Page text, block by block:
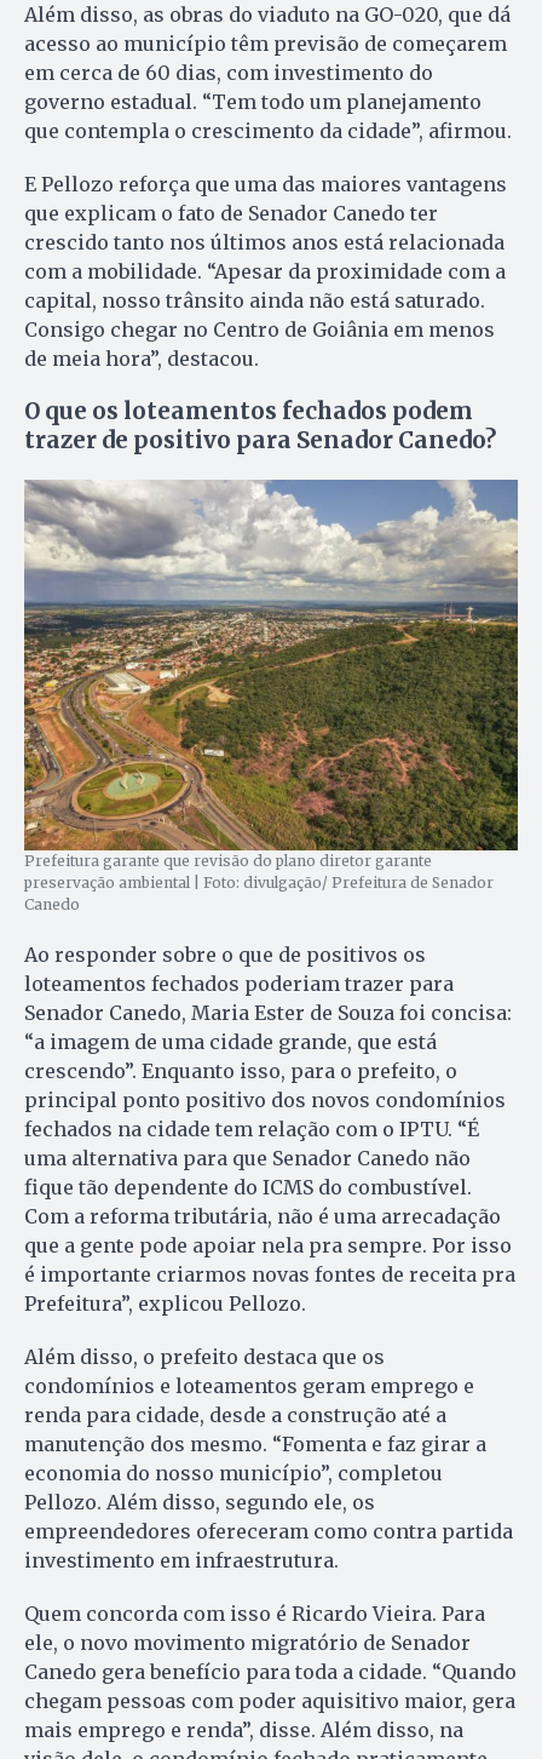
Além disso, as obras do viaduto na GO-020, que dá
acesso ao município têm previsão de começarem
em cerca de 60 dias, com investimento do
governo estadual. “Tem todo um planejamento
que contempla o crescimento da cidade”, afirmou.
E Pellozo reforça que uma das maiores vantagens
que explicam o fato de Senador Canedo ter
crescido tanto nos últimos anos está relacionada
com a mobilidade. “Apesar da proximidade com a
capital, nosso trânsito ainda não está saturado.
Consigo chegar no Centro de Goiânia em menos
de meia hora”, destacou.
O que os loteamentos fechados podem
trazer de positivo para Senador Canedo?
Prefeitura garante que revisão do plano diretor garante
preservação ambiental | Foto: divulgação/ Prefeitura de Senador
Canedo
Ao responder sobre o que de positivos os
loteamentos fechados poderiam trazer para
Senador Canedo, Maria Ester de Souza foi concisa:
“a imagem de uma cidade grande, que está
crescendo”. Enquanto isso, para o prefeito, o
principal ponto positivo dos novos condomínios
fechados na cidade tem relação com o IPTU. “É
uma alternativa para que Senador Canedo não
fique tão dependente do ICMS do combustível.
Com a reforma tributária, não é uma arrecadação
que a gente pode apoiar nela pra sempre. Por isso
é importante criarmos novas fontes de receita pra
Prefeitura”, explicou Pellozo.
Além disso, o prefeito destaca que os
condomínios e loteamentos geram emprego e
renda para cidade, desde a construção até a
manutenção dos mesmo. “Fomenta e faz girar a
economia do nosso município”, completou
Pellozo. Além disso, segundo ele, os
empreendedores ofereceram como contra partida
investimento em infraestrutura.
Quem concorda com isso é Ricardo Vieira. Para
ele, o novo movimento migratório de Senador
Canedo gera benefício para toda a cidade. “Quando
chegam pessoas com poder aquisitivo maior, gera
mais emprego e renda”, disse. Além disso, na